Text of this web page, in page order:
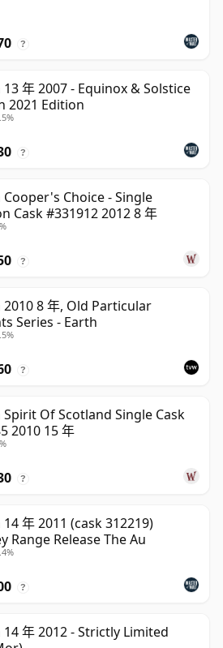
?
13 年 2007 - Equinox & Solstice
2021 Edition
?
Cooper's Choice - Single
Cask #331912 2012 8 年
?
2010 8 年, Old Particular
Series - Earth
?
Spirit Of Scotland Single Cask
2010 15 年
?
14 年 2011 (cask 312219)
Range Release The Au
?
14 年 2012 - Strictly Limited